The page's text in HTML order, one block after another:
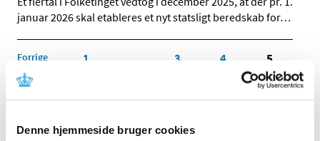
Denne hjemmeside bruger cookies
januar 2026 skal etableres et nyt statsligt beredskab for…
Forrige 1 3 4 5
TID